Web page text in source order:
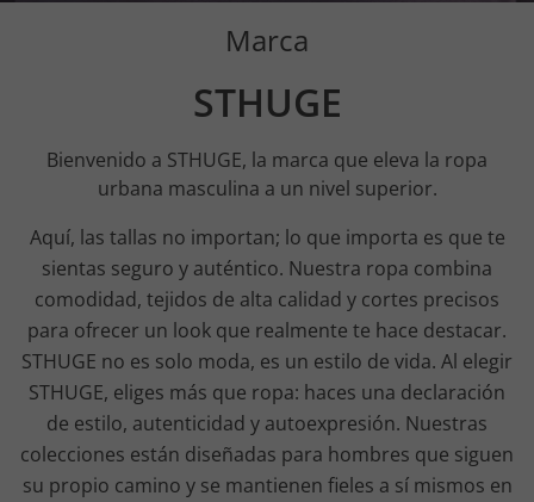
Marca
STHUGE
Bienvenido a STHUGE, la marca que eleva la ropa
urbana masculina a un nivel superior.
Aquí, las tallas no importan; lo que importa es que te
sientas seguro y auténtico. Nuestra ropa combina
comodidad, tejidos de alta calidad y cortes precisos
para ofrecer un look que realmente te hace destacar.
STHUGE no es solo moda, es un estilo de vida. Al elegir
STHUGE, eliges más que ropa: haces una declaración
de estilo, autenticidad y autoexpresión. Nuestras
colecciones están diseñadas para hombres que siguen
su propio camino y se mantienen fieles a sí mismos en